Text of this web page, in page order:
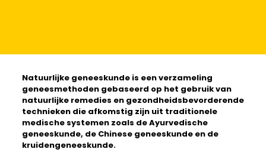
Natuurlijke geneeskundeis een verzameling
geneesmethoden gebaseerd op het gebruik van
natuurlijke remedies en gezondheidsbevorderende
technieken die afkomstig zijn uit traditionele
medische systemen zoals de Ayurvedische
geneeskunde, de Chinese geneeskunde en de
kruidengeneeskunde.